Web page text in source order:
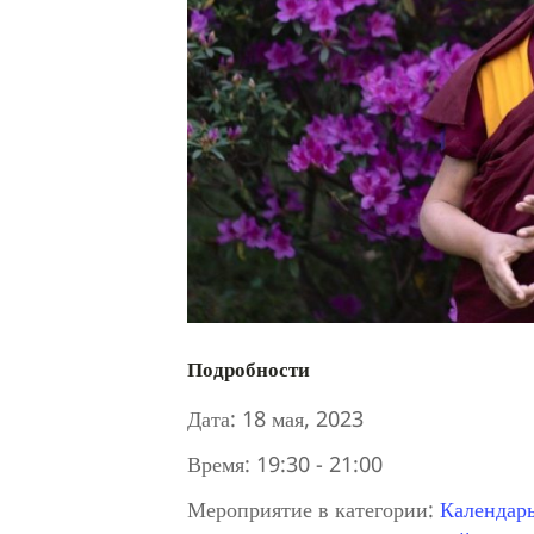
Подробности
Дата: 18 мая, 2023
Время: 19:30 - 21:00
Мероприятие в категории: